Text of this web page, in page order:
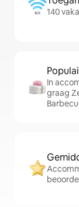
140
In
graag